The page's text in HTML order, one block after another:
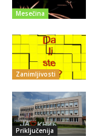
Mesečina
Zanimljivosti
Priključenija